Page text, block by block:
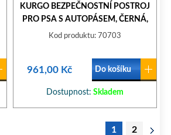
KURGO BEZPEČNOSTNÍ POSTROJ
PRO PSA S AUTOPÁSEM, ČERNÁ,
S
Kod produktu: 70703
961,00 Kč Do košíku
Dostupnost: Skladem
1 2